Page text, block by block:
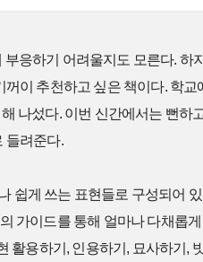
응하기 어려울지도 모른다. 하
이 추천하고 싶은 책이다. 학교
나섰다. 이번 신간에서는 뻔하
들려준다.
쉽게 쓰는 표현들로 구성되어
가이드를 통해 얼마나 다채롭
활용하기, 인용하기, 묘사하기,